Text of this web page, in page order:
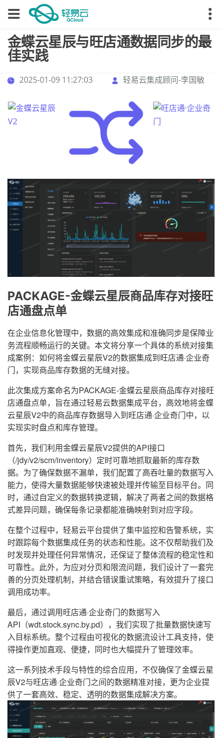
金蝶云星辰与旺店通数据同步的最
佳实践
2025-01-09 11:27:03 轻易云集成顾问-李国敏
PACKAGE-金蝶云星辰商品库存对接旺
店通盘点单
在企业信息化管理中，数据的高效集成和准确同步是保障业
务流程顺畅运行的关键。本文将分享一个具体的系统对接集
成案例：如何将金蝶云星辰V2的数据集成到旺店通·企业奇
门，实现商品库存数据的无缝对接。
此次集成方案命名为PACKAGE-金蝶云星辰商品库存对接旺
店通盘点单，旨在通过轻易云数据集成平台，高效地将金蝶
云星辰V2中的商品库存数据导入到旺店通·企业奇门中，以
实现实时盘点和库存管理。
首先，我们利用金蝶云星辰V2提供的API接口
（/jdy/v2/scm/inventory）定时可靠地抓取最新的库存数
据。为了确保数据不漏单，我们配置了高吞吐量的数据写入
能力，使得大量数据能够快速被处理并传输至目标平台。同
时，通过自定义的数据转换逻辑，解决了两者之间的数据格
式差异问题，确保每条记录都能准确映射到对应字段。
在整个过程中，轻易云平台提供了集中监控和告警系统，实
时跟踪每个数据集成任务的状态和性能。这不仅帮助我们及
时发现并处理任何异常情况，还保证了整体流程的稳定性和
可靠性。此外，为应对分页和限流问题，我们设计了一套完
善的分页处理机制，并结合错误重试策略，有效提升了接口
调用成功率。
最后，通过调用旺店通·企业奇门的数据写入
API（wdt.stock.sync.by.pd），我们实现了批量数据快速写
入目标系统。整个过程由可视化的数据流设计工具支持，使
得操作更加直观、便捷，同时也大幅提升了管理效率。
这一系列技术手段与特性的综合应用，不仅确保了金蝶云星
辰V2与旺店通·企业奇门之间的数据精准对接，更为企业提
供了一套高效、稳定、透明的数据集成解决方案。